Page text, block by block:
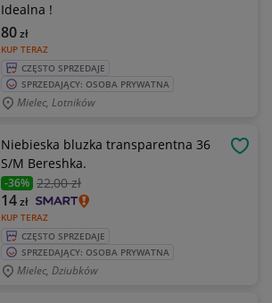
Idealna !
KUP TERAZ
80zł
CZĘSTO SPRZEDAJE
SPRZEDAJĄCY: OSOBA PRYWATNA
Mielec, Lotników
Niebieska bluzka transparentna 36
S/M Bereshka.
-36% 22,00 zł
KUP TERAZ
14zł
CZĘSTO SPRZEDAJE
SPRZEDAJĄCY: OSOBA PRYWATNA
Mielec, Dziubków